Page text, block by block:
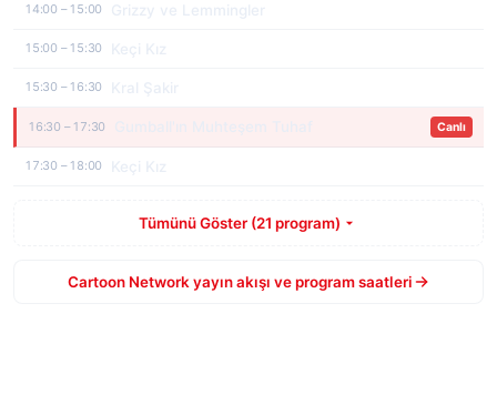
14:00 – 15:00
15:00 – 15:30
15:30 – 16:30
16:30 – 17:30 Canlı
17:30 – 18:00
Tümünü Göster (21 program)
Cartoon Network yayın akışı ve program saatleri